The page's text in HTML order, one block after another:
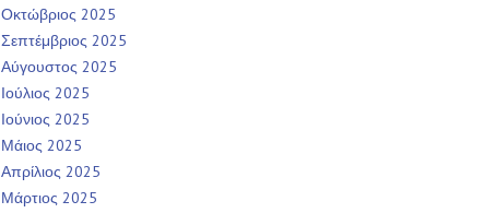
Οκτώβριος 2025
Σεπτέμβριος 2025
Αύγουστος 2025
Ιούλιος 2025
Ιούνιος 2025
Μάιος 2025
Απρίλιος 2025
Μάρτιος 2025